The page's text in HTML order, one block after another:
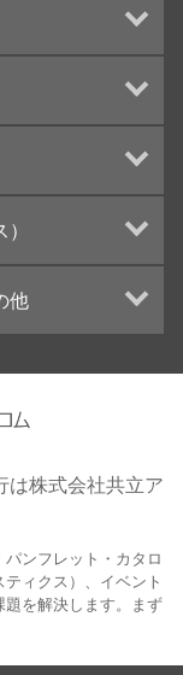
他
は株式会社共立ア
ンフレット・カタロ
ィクス）、イベント
を解決します。まず